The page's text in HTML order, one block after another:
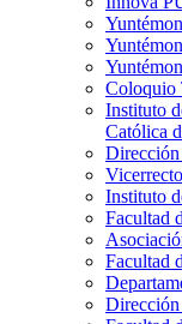
Coloquio
Instituto
Católica
Dirección
Instituto
Facultad
Facultad